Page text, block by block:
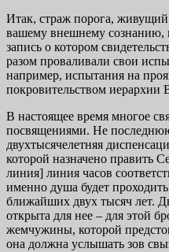
Итак, страж порога,
вашему внешнему сознанию,
запись о котором
разом проваливали свои
например, испытания на
покровительством иерархии
В настоящее время многое
посвящениями. Не
двухтысячелетняя
которой назначено править
линия] линия часов
именно душа будет
ближайших двух тысяч лет.
открыта для нее – для этой
жемчужины, которой
она должна услышать зов